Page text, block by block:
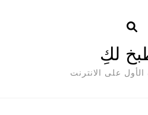
لكِ
على الانترنت